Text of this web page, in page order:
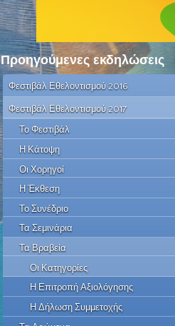
Προηγούμενες εκδηλώσεις
Φεστιβάλ Εθελοντισμού 2016
Φεστιβάλ Εθελοντισμού 2017
Το Φεστιβάλ
Η Κάτοψη
Οι Χορηγοί
Η Έκθεση
Το Συνέδριο
Τα Σεμινάρια
Τα Βραβεία
Οι Κατηγορίες
Η Επιτροπή Αξιολόγησης
Η Δήλωση Συμμετοχής